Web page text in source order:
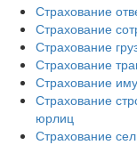
Страхование
Страхование
Страхование
Страхование
Страхование
Страхование
юрлиц
Страхование